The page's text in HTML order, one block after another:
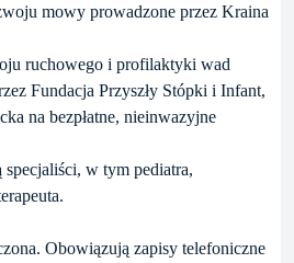
mowy prowadzone przez Kraina
ruchowego i profilaktyki wad
Fundacja Przyszły Stópki i Infant,
na bezpłatne, nieinwazyjne
specjaliści, w tym pediatra,
Obowiązują zapisy telefoniczne